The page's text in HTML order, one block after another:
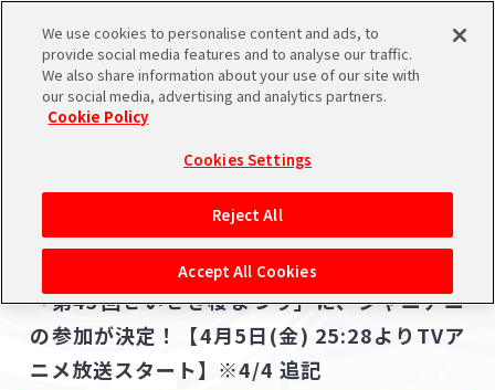
スケジュール 検索
バンダイナムコIDで
アイドルマスター ポータルへの登録について
シリアルコード・
あいことば
活動履歴
閲覧履歴・購入履歴 Pレポ
ニュース
アニメ
2024.04.02
【シャニアニ】聖蹟桜ヶ丘周辺で開催される
「第43回せいせき桜まつり」に、シャニアニ
の参加が決定！【4月5日(金) 25:28よりTVア
ニメ放送スタート】※4/4 追記
We use cookies to personalise content and ads, to
provide social media features and to analyse our traffic.
We also share information about your use of our site with
our social media, advertising and analytics partners.
Cookie Policy
Cookies Settings
Reject All
Accept All Cookies